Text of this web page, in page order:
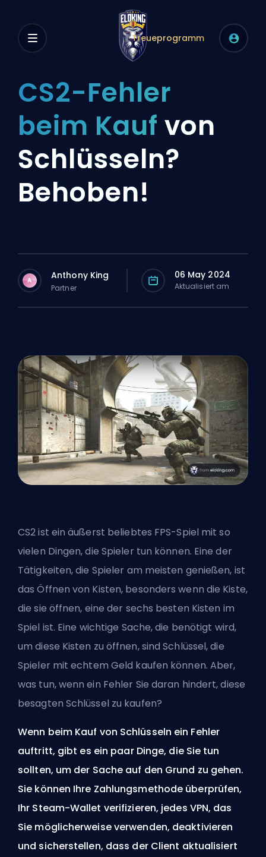
Treueprogramm
CS2-Fehler
beim Kauf von
Schlüsseln?
Behoben!
A Anthony King
Partner
06 May 2024
Aktualisiert am
CS2 ist ein äußerst beliebtes FPS-Spiel mit so
vielen Dingen, die Spieler tun können. Eine der
Tätigkeiten, die Spieler am meisten genießen, ist
das Öffnen von Kisten, besonders wenn die Kiste,
die sie öffnen, eine der sechs besten Kisten im
Spiel ist. Eine wichtige Sache, die benötigt wird,
um diese Kisten zu öffnen, sind Schlüssel, die
Spieler mit echtem Geld kaufen können. Aber,
was tun, wenn ein Fehler Sie daran hindert, diese
besagten Schlüssel zu kaufen?
Wenn beim Kauf von Schlüsseln ein Fehler
auftritt, gibt es ein paar Dinge, die Sie tun
sollten, um der Sache auf den Grund zu gehen.
Sie können Ihre Zahlungsmethode überprüfen,
Ihr Steam-Wallet verifizieren, jedes VPN, das
Sie möglicherweise verwenden, deaktivieren
und sicherstellen, dass der Client aktualisiert